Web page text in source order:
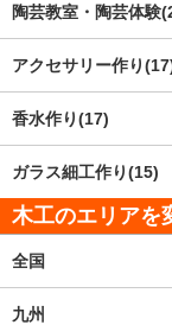
陶芸教室・陶芸体験
アクセサリー作り
香水作り(17)
ガラス細工作り(15)
木工のエリアを
全国
九州